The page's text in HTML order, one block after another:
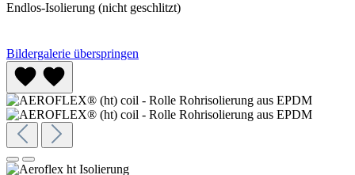
Endlos-Isolierung (nicht geschlitzt)
Bildergalerie überspringen